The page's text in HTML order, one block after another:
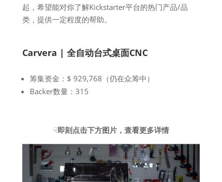
起，希望能对你了解Kickstarter平台的热门产品/品
类，提供一定程度的帮助。
Carvera | 全自动台式桌面CNC
筹集资金：$ 929,768（仍在众筹中）
Backer数量：315
☟即刻点击下方图片，查看更多详情